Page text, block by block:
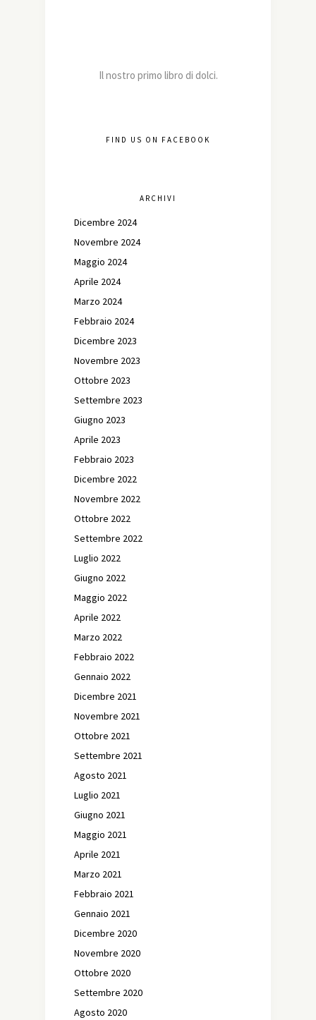
Il nostro primo libro di dolci.
FIND US ON FACEBOOK
ARCHIVI
Dicembre 2024
Novembre 2024
Maggio 2024
Aprile 2024
Marzo 2024
Febbraio 2024
Dicembre 2023
Novembre 2023
Ottobre 2023
Settembre 2023
Giugno 2023
Aprile 2023
Febbraio 2023
Dicembre 2022
Novembre 2022
Ottobre 2022
Settembre 2022
Luglio 2022
Giugno 2022
Maggio 2022
Aprile 2022
Marzo 2022
Febbraio 2022
Gennaio 2022
Dicembre 2021
Novembre 2021
Ottobre 2021
Settembre 2021
Agosto 2021
Luglio 2021
Giugno 2021
Maggio 2021
Aprile 2021
Marzo 2021
Febbraio 2021
Gennaio 2021
Dicembre 2020
Novembre 2020
Ottobre 2020
Settembre 2020
Agosto 2020